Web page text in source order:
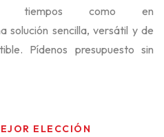
tiempos como en
solución sencilla, versátil y de
Pídenos presupuesto sin
ELECCIÓN